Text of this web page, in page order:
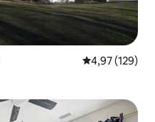
4,97 de uma
4,97 (129)